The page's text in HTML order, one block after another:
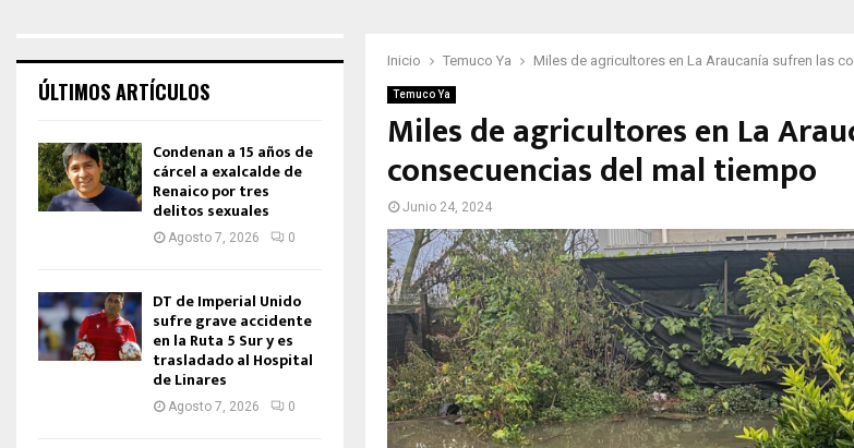
Inicio Temuco Ya Miles de agricultores en La Araucanía sufren las
Temuco Ya
Miles de agricultores en La
consecuencias del mal tiempo
Junio 24, 2024
ÚLTIMOS ARTÍCULOS
Condenan a 15 años de
cárcel a exalcalde de
Renaico por tres
delitos sexuales
Agosto 7, 2026 0
DT de Imperial Unido
sufre grave accidente
en la Ruta 5 Sur y es
trasladado al Hospital
de Linares
Agosto 7, 2026 0